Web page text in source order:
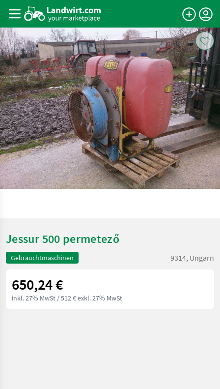
Jessur 500 permetező
Gebrauchtmaschinen 9314, Ungarn
650,24 €
inkl. 27% MwSt / 512 € exkl. 27% MwSt